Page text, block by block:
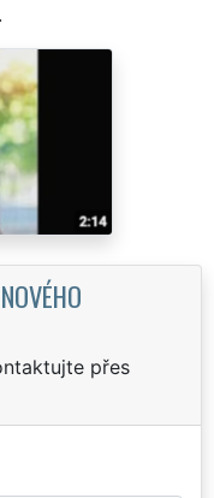
přes